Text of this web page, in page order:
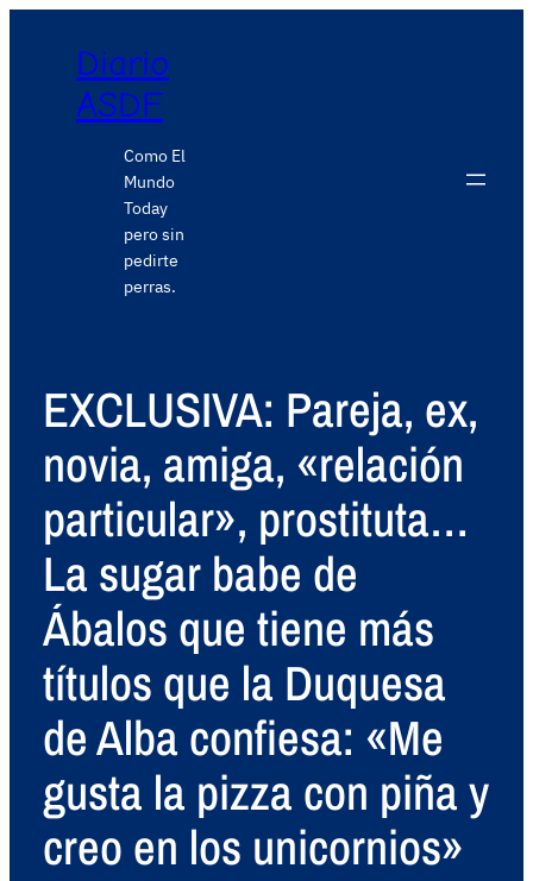
Diario
ASDF
Como El
Mundo
Today
pero sin
pedirte
perras.
EXCLUSIVA: Pareja, ex,
novia, amiga, «relación
particular», prostituta…
La sugar babe de
Ábalos que tiene más
títulos que la Duquesa
de Alba confiesa: «Me
gusta la pizza con piña y
creo en los unicornios»